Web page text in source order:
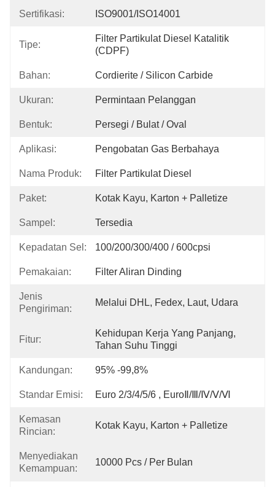
Sertifikasi: ISO9001/ISO14001
Tipe:
Filter Partikulat Diesel Katalitik
(CDPF)
Bahan: Cordierite / Silicon Carbide
Ukuran: Permintaan Pelanggan
Bentuk: Persegi / Bulat / Oval
Aplikasi: Pengobatan Gas Berbahaya
Nama Produk: Filter Partikulat Diesel
Paket: Kotak Kayu, Karton + Palletize
Sampel: Tersedia
Kepadatan Sel: 100/200/300/400 / 600cpsi
Pemakaian: Filter Aliran Dinding
Jenis
Pengiriman:
Melalui DHL, Fedex, Laut, Udara
Fitur:
Kehidupan Kerja Yang Panjang,
Tahan Suhu Tinggi
Kandungan: 95% -99,8%
Standar Emisi: Euro 2/3/4/5/6 , EuroⅡ/Ⅲ/Ⅳ/Ⅴ/Ⅵ
Kemasan
Rincian:
Kotak Kayu, Karton + Palletize
Menyediakan
Kemampuan:
10000 Pcs / Per Bulan